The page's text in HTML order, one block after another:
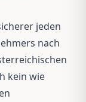
jeden
nach
kein wie